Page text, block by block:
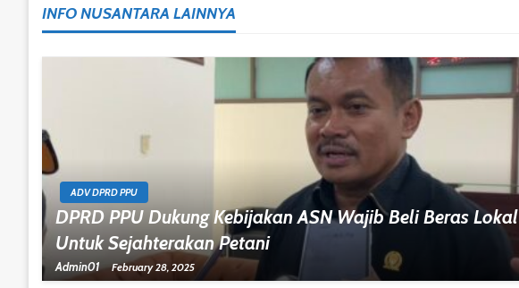
INFO NUSANTARA LAINNYA
ADV DPRD PPU
DPRD PPU Dukung Kebijakan ASN Wajib Beli Beras Lokal
Untuk Sejahterakan Petani
Admin01 February 28, 2025